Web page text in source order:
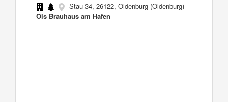
Stau 34, 26122, Oldenburg (Oldenburg)
Ols Brauhaus am Hafen